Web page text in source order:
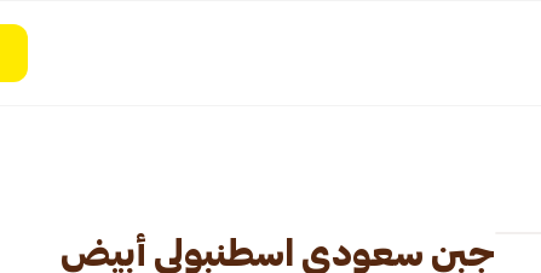
جبن سعودي اسطنبولي أبيض